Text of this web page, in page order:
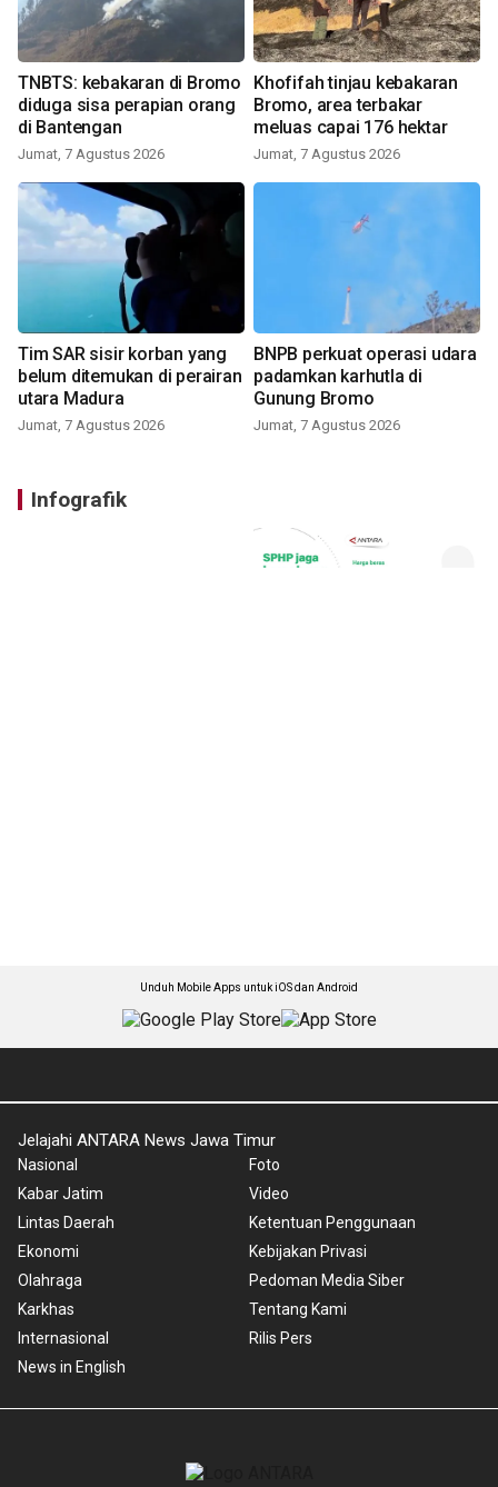
TNBTS: kebakaran di Bromo
diduga sisa perapian orang
di Bantengan
Jumat, 7 Agustus 2026
Khofifah tinjau kebakaran
Bromo, area terbakar
meluas capai 176 hektar
Jumat, 7 Agustus 2026
Tim SAR sisir korban yang
belum ditemukan di perairan
utara Madura
Jumat, 7 Agustus 2026
BNPB perkuat operasi udara
padamkan karhutla di
Gunung Bromo
Jumat, 7 Agustus 2026
Infografik
Unduh Mobile Apps untuk iOS dan Android
Jelajahi ANTARA News Jawa Timur
Nasional
Kabar Jatim
Lintas Daerah
Ekonomi
Olahraga
Karkhas
Internasional
News in English
Foto
Video
Ketentuan Penggunaan
Kebijakan Privasi
Pedoman Media Siber
Tentang Kami
Rilis Pers